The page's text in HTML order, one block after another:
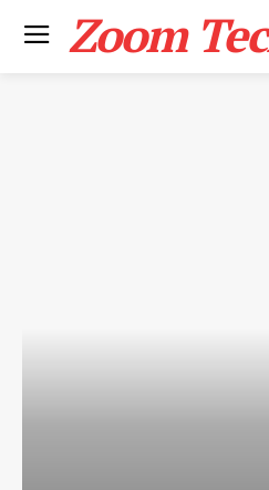
Zoom